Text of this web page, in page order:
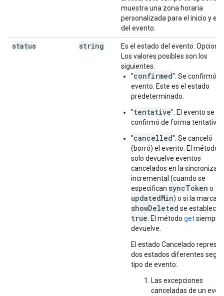
muestra una zona horaria
personalizada para el inicio y el
del evento.
status string
Es el estado del evento.
Los valores posibles son los
siguientes:
"confirmed": Se confirmó el
evento. Este es el estado
predeterminado.
"tentative": El evento se
confirmó de forma tentativa.
"cancelled": Se canceló
(borró) el evento. El método
solo devuelve eventos
cancelados en la
incremental (cuando se
especifican syncToken o
updatedMin) o si la marca
showDeleted se establece
true . El método getsiempre
devuelve.
El estado Cancelado
dos estados diferentes
tipo de evento:
Las excepciones
canceladas de un